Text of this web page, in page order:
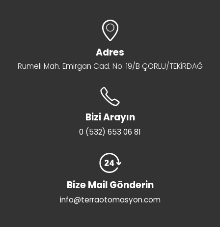
Adres
Rumeli Mah. Emirgan Cad. No: 19/B ÇORLU/TEKİRDAĞ
Bizi Arayın
0 (532) 653 06 81
Bize Mail Gönderin
info@terraotomasyon.com